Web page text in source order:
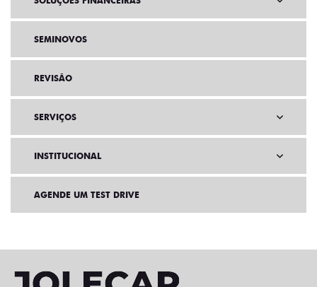
SEMINOVOS
REVISÃO
SERVIÇOS
INSTITUCIONAL
AGENDE UM TEST DRIVE